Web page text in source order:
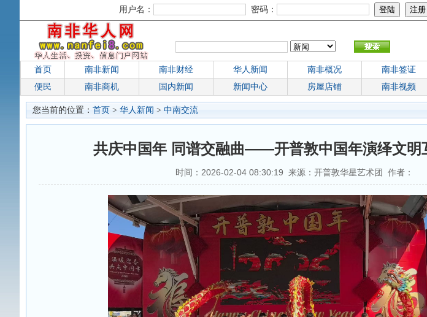
用户名： 密码：
首页 南非新闻 南非财经 华人新闻 南非概况 南非签证
便民
南非商机 国内新闻 新闻中心 房屋店铺 南非视频
您当前的位置： 首页 > 华人新闻 > 中南交流
共庆中国年 同谱交融曲——开普敦中国年演绎文明
时间：2026-02-04 08:30:19 来源：开普敦华星艺术团 作者：